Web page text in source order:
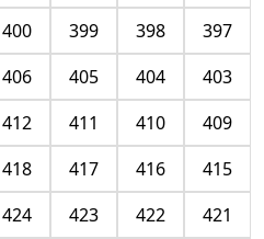
397
398
399
400
403
404
405
406
409
410
411
412
415
416
417
418
421
422
423
424